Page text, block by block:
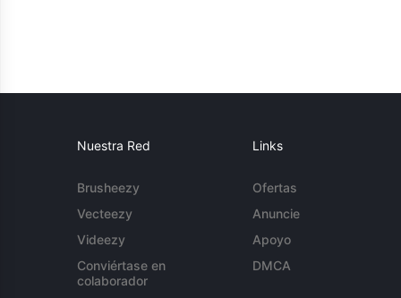
Nuestra Red
Brusheezy
Vecteezy
Videezy
Conviértase en
colaborador
Links
Ofertas
Anuncie
Apoyo
DMCA